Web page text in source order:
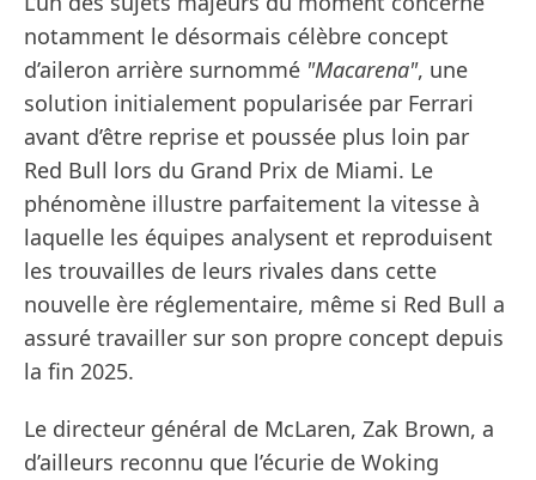
notamment le désormais célèbre concept
d’aileron arrière surnommé "Macarena", une
solution initialement popularisée par Ferrari
avant d’être reprise et poussée plus loin par
Red Bull lors du Grand Prix de Miami. Le
phénomène illustre parfaitement la vitesse à
laquelle les équipes analysent et reproduisent
les trouvailles de leurs rivales dans cette
nouvelle ère réglementaire, même si Red Bull a
assuré travailler sur son propre concept depuis
la fin 2025.
Le directeur général de McLaren, Zak Brown, a
d’ailleurs reconnu que l’écurie de Woking